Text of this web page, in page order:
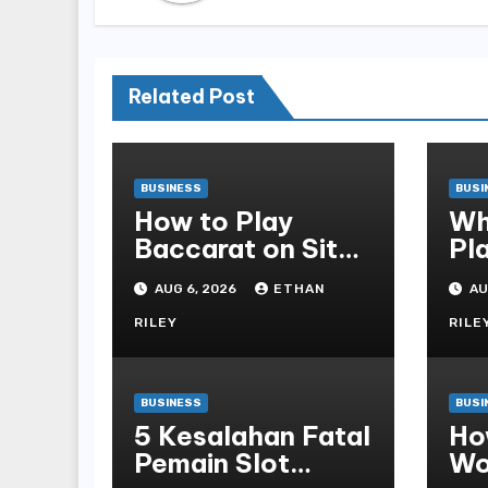
Related Post
BUSINESS
How to Play
Baccarat on Situs
Sbobet and Win
More Often ,
AUG 6, 2026 ETHAN
RILEY
BUSINESS
5 Kesalahan Fatal
Pemain Slot